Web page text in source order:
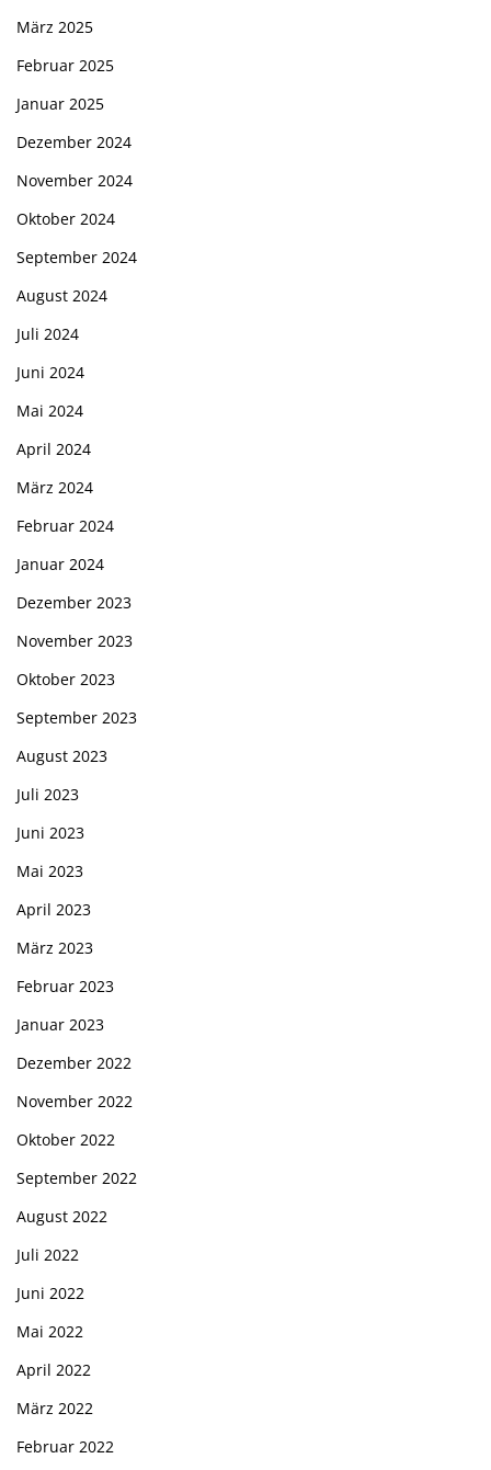
März 2025
Februar 2025
Januar 2025
Dezember 2024
November 2024
Oktober 2024
September 2024
August 2024
Juli 2024
Juni 2024
Mai 2024
April 2024
März 2024
Februar 2024
Januar 2024
Dezember 2023
November 2023
Oktober 2023
September 2023
August 2023
Juli 2023
Juni 2023
Mai 2023
April 2023
März 2023
Februar 2023
Januar 2023
Dezember 2022
November 2022
Oktober 2022
September 2022
August 2022
Juli 2022
Juni 2022
Mai 2022
April 2022
März 2022
Februar 2022